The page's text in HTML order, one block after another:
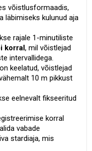
võistlusformaadis,
läbimiseks kulunud aja
rajale 1-minutiliste
korral, mil võistlejad
intervallidega.
keelatud, võistlejad
10 m pikkust
eelnevalt fikseeritud
korral
vabade
stardiaja, mis